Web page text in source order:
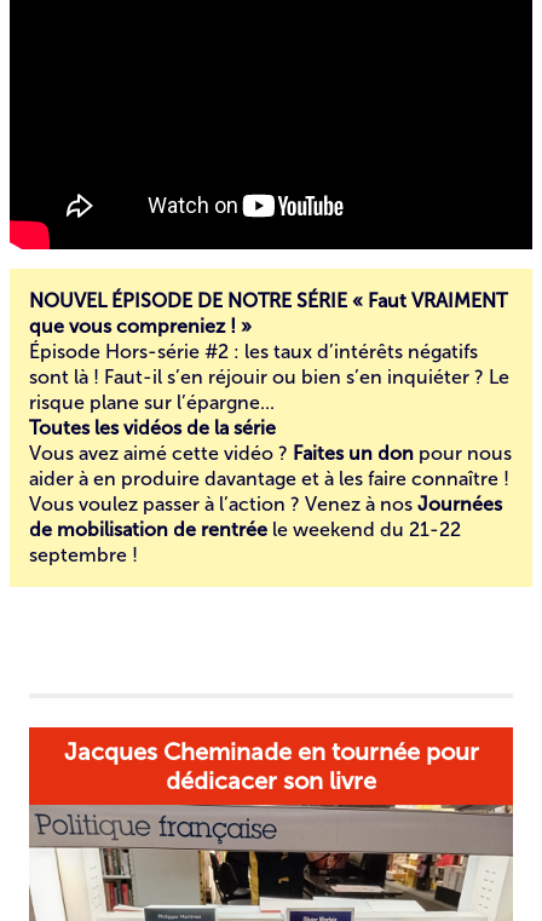
NOUVEL ÉPISODE DE NOTRE SÉRIE « Faut VRAIMENT
que vous compreniez ! »
Épisode Hors-série #2 : les taux d’intérêts négatifs
sont là ! Faut-il s’en réjouir ou bien s’en inquiéter ? Le
risque plane sur l’épargne...
Toutes les vidéos de la série
Vous avez aimé cette vidéo ? Faites un don pour nous
aider à en produire davantage et à les faire connaître !
Vous voulez passer à l’action ? Venez à nos Journées
de mobilisation de rentrée le weekend du 21-22
septembre !
Jacques Cheminade en tournée pour
dédicacer son livre